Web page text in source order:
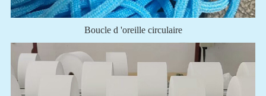
Boucle d 'oreille circulaire